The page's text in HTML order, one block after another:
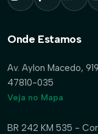
Onde Estamos
Av. Aylon Macedo,
47810-035
Veja no Mapa
BR 242 KM 535 -